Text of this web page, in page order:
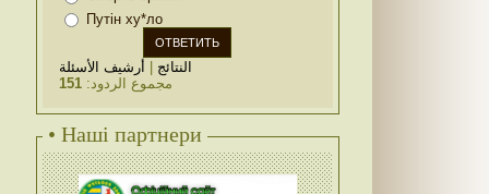
Путін ху*ло
النتائج
أرشيف الأسئلة
مجموع الردود:151
• Наші партнери